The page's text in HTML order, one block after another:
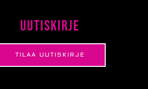
Uutiskirje
TILAA UUTISKIRJE